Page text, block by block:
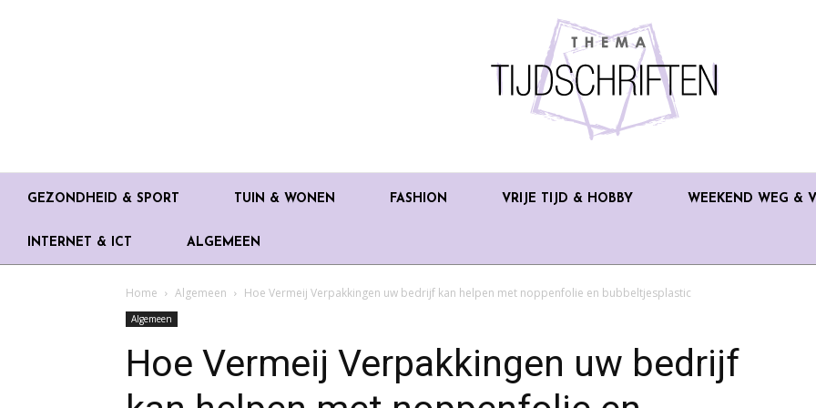
GEZONDHEID & SPORT TUIN & WONEN FASHION VRIJE TIJD & HOBBY WEEKEND WEG &
INTERNET & ICT ALGEMEEN
Home Algemeen Hoe Vermeij Verpakkingen uw bedrijf kan helpen met noppenfolie en bubbeltjesplastic
Algemeen
Hoe Vermeij Verpakkingen uw bedrijf